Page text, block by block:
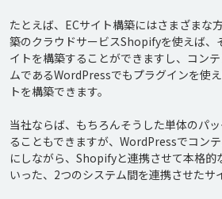
たとえば、ECサイト構築にはさまざまな
築のクラウドサービスShopifyを使えば、
イトを構築することができますし、コン
ムであるWordPressでもプラグインを使
トを構築できます。
当社ならば、もちろんそうした単体のパ
ることもできますが、WordPressでコン
にしながら、Shopifyと連携させて本格的
いった、2つのシステム間を連携させたサ